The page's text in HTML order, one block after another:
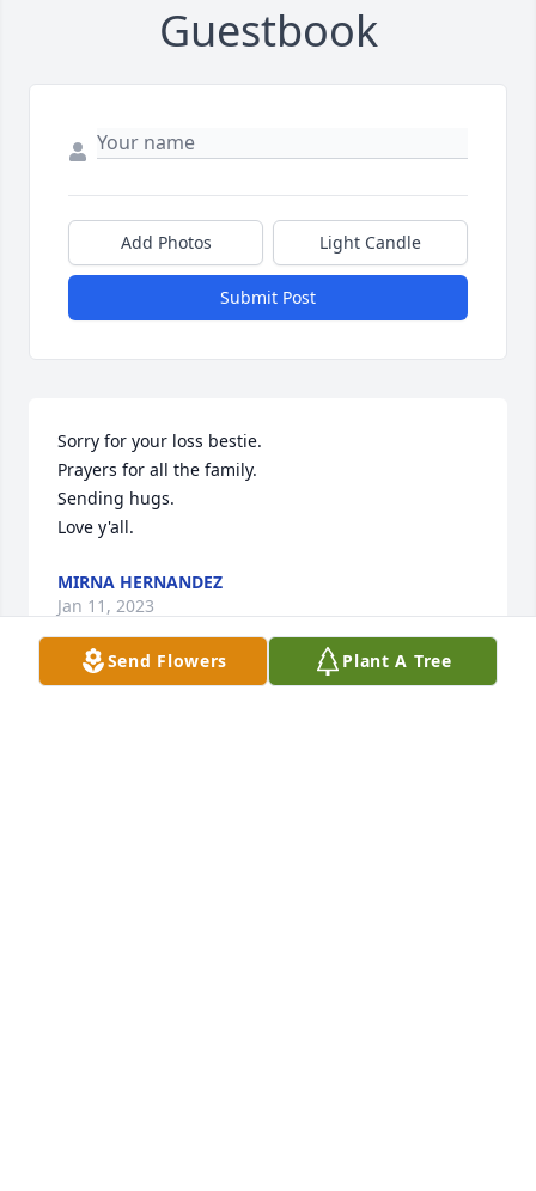
Guestbook
Add Photos Light Candle
Submit Post
Sorry for your loss bestie.
Prayers for all the family.
Sending hugs.
Love y'all.
MIRNA HERNANDEZ
Jan 11, 2023
Send Flowers Plant A Tree